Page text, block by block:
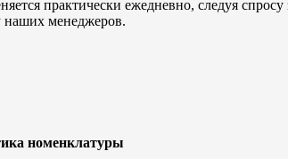
практически ежедневно, следуя спросу
наших менеджеров.
номенклатуры